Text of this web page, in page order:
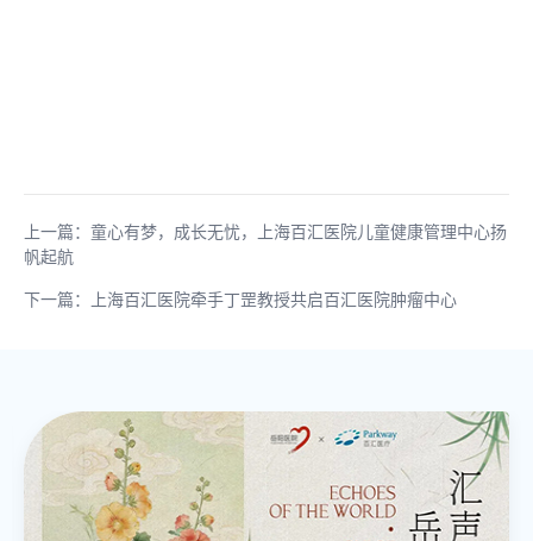
上一篇：童心有梦，成长无忧，上海百汇医院儿童健康管理中心扬
帆起航
下一篇：上海百汇医院牵手丁罡教授共启百汇医院肿瘤中心